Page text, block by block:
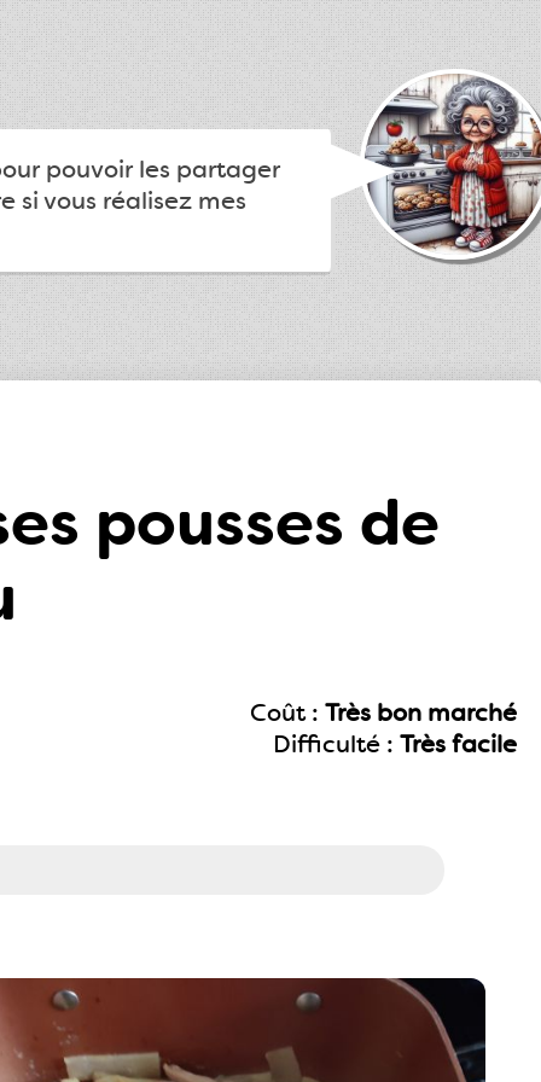
pouvoir les partager
si vous réalisez mes
pousses de
Coût : Très bon marché
Difficulté : Très facile